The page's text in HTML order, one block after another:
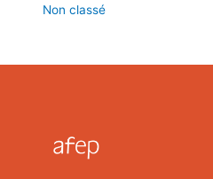
Non classé